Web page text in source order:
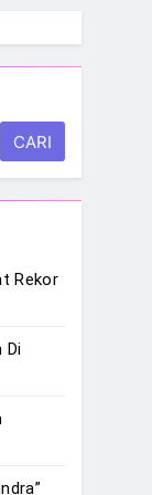
CARI
Rekor
Di